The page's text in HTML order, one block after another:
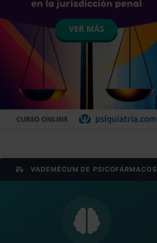
VADEMÉCUM DE PSICOFÁRMACOS